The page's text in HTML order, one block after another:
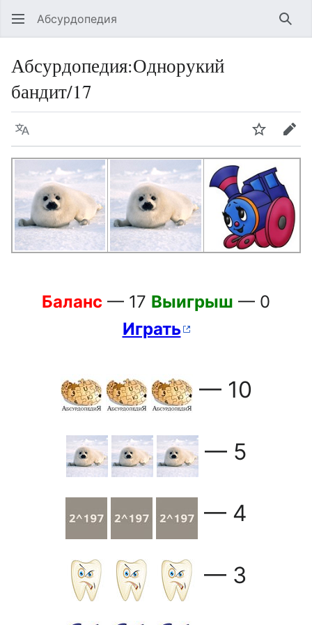
Абсурдопедия
Абсурдопедия:Однорукий
бандит/17
Язык
Баланс — 17 Выигрыш — 0
Играть
— 10
— 5
— 4
— 3